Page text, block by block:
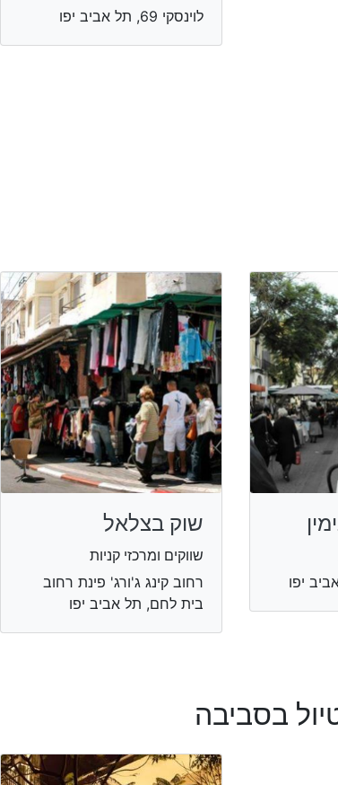
לוינסקי 69, תל אביב יפו
שוק בצלאל
שווקים ומרכזי קניות
רחוב קינג ג'ורג' פינת רחוב
בית לחם, תל אביב יפו
בסביבה